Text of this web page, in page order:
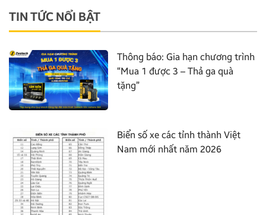
TIN TỨC NỔI BẬT
Thông báo: Gia hạn chương trình
“Mua 1 được 3 – Thả ga quà
tặng”
Biển số xe các tỉnh thành Việt
Nam mới nhất năm 2026